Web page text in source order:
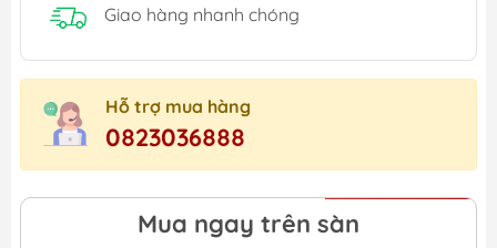
Giao hàng nhanh chóng
Hỗ trợ mua hàng
0823036888
Mua ngay trên sàn